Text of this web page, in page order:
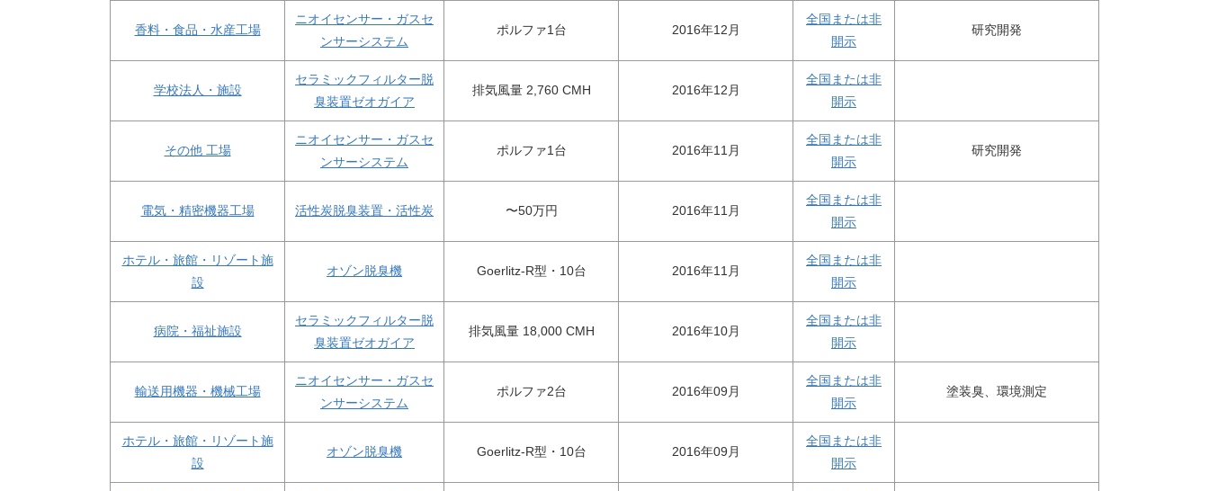
香料・食品・水産工場
ニオイセンサー・ガスセ
ンサーシステム
ポルファ1台 2016年12月
全国または非
開示
研究開発
学校法人・施設
セラミックフィルター脱
臭装置ゼオガイア
排気風量 2,760 CMH 2016年12月
全国または非
開示
その他 工場
ニオイセンサー・ガスセ
ンサーシステム
ポルファ1台 2016年11月
全国または非
開示
研究開発
電気・精密機器工場 活性炭脱臭装置・活性炭 〜50万円 2016年11月
全国または非
開示
ホテル・旅館・リゾート施
設
オゾン脱臭機 Goerlitz-R型・10台 2016年11月
全国または非
開示
病院・福祉施設
セラミックフィルター脱
臭装置ゼオガイア
排気風量 18,000 CMH 2016年10月
全国または非
開示
輸送用機器・機械工場
ニオイセンサー・ガスセ
ンサーシステム
ポルファ2台 2016年09月
全国または非
開示
塗装臭、環境測定
ホテル・旅館・リゾート施
設
オゾン脱臭機 Goerlitz-R型・10台 2016年09月
全国または非
開示